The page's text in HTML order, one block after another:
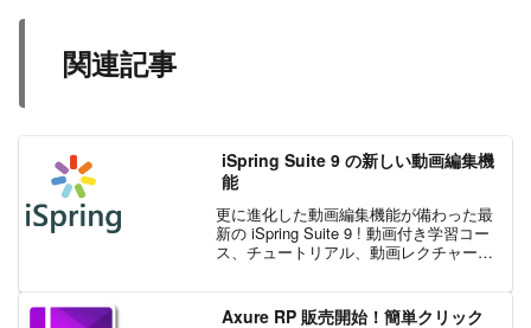
関連記事
iSpring Suite 9 の新しい動画編集機
能
更に進化した動画編集機能が備わった最
新の iSpring Suite 9 ! 動画付き学習コー
ス、チュートリアル、動画レクチャー
画を作成、編集できます。それでは、
Axure RP 販売開始！簡単クリック